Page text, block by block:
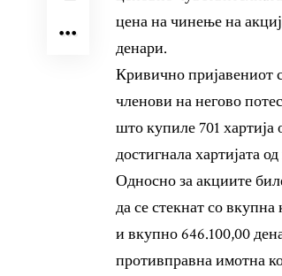
цена на чинење на
денари.
Кривично пријавениот
членови на негово
што купиле 701 хартија
достигнала хартијата
Односно за акциите
да се стекнат со
и вкупно 646.100,00
противправна имотна